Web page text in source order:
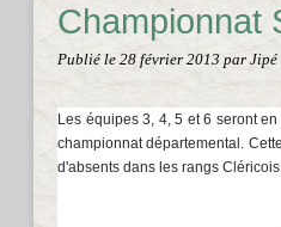
Championnat
Publié le 28 février 2013 par Jipé
Les équipes 3, 4, 5 et 6 seront
championnat départemental.
d'absents dans les rangs